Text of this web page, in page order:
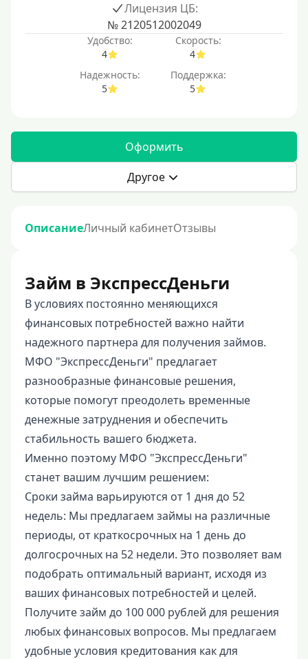
Лицензия ЦБ:
№ 2120512002049
Удобство:
4
Скорость:
4
Надежность:
5
Поддержка:
5
Оформить
Другое
ОписаниеЛичный кабинетОтзывы
Займ в ЭкспрессДеньги
В условиях постоянно меняющихся
финансовых потребностей важно найти
надежного партнера для получения займов.
МФО "ЭкспрессДеньги" предлагает
разнообразные финансовые решения,
которые помогут преодолеть временные
денежные затруднения и обеспечить
стабильность вашего бюджета.
Именно поэтому МФО "ЭкспрессДеньги"
станет вашим лучшим решением:
Сроки займа варьируются от 1 дня до 52
недель: Мы предлагаем займы на различные
периоды, от краткосрочных на 1 день до
долгосрочных на 52 недели. Это позволяет вам
подобрать оптимальный вариант, исходя из
ваших финансовых потребностей и целей.
Получите займ до 100 000 рублей для решения
любых финансовых вопросов. Мы предлагаем
удобные условия кредитования как для